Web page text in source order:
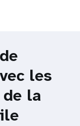
les
la